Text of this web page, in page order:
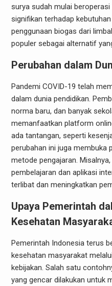
surya sudah mulai
signifikan terhadap
penggunaan biogas dari
populer sebagai alternatif
Perubahan dalam
Pandemi COVID-19 telah
dalam dunia pendidikan.
norma baru, dan banyak
memanfaatkan platform
ada tantangan, seperti
perubahan ini juga membuka
metode pengajaran.
pembelajaran dan aplikasi
terlibat dan meningkatkan
Upaya Pemerintah
Kesehatan
Pemerintah Indonesia terus
kesehatan masyarakat
kebijakan. Salah satu
yang gencar dilakukan untuk